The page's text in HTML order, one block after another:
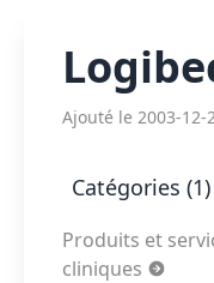
Ajouté le 2003-12-
Catégories (1)
Produits et
cliniques